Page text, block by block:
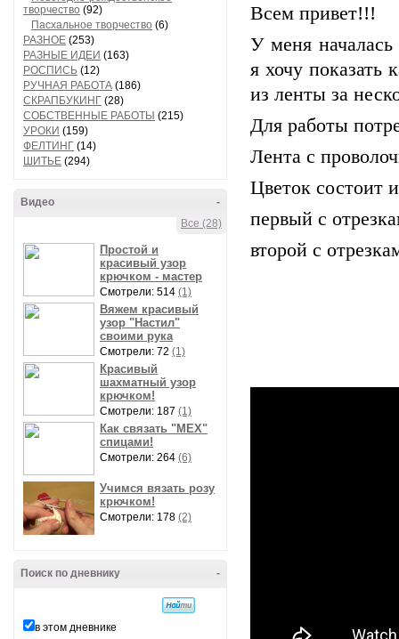
творчество (92)
Пасхальное творчество (6)
РАЗНОЕ (253)
РАЗНЫЕ ИДЕИ (163)
РОСПИСЬ (12)
РУЧНАЯ РАБОТА (186)
СКРАПБУКИНГ (28)
СОБСТВЕННЫЕ РАБОТЫ (215)
УРОКИ (159)
ФЕЛТИНГ (14)
ШИТЬЕ (294)
-
Видео
Все (28)
Простой и
красивый узор
крючком - мастер
Смотрели: 514 (1)
Вяжем красивый
узор "Настил"
своими рука
Смотрели: 72 (1)
Красивый
шахматный узор
крючком!
Смотрели: 187 (1)
Как связать "МЕХ"
спицами!
Смотрели: 264 (6)
Учимся вязать розу
крючком!
Смотрели: 178 (2)
-
Поиск по дневнику
в этом дневнике
Всем привет!!!
У меня началась
я хочу показать
из ленты за
Для работы
Лента с
Цветок состоит
первый с
второй с